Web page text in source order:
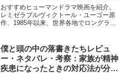
おすすめヒューマンドラマ映画を紹介。
レミゼラブルヴィクトール・ユーゴー原
作、1985年以来、世界各地でロングラン
れる。『レ・ミゼラブル』Netflix公式/あ
らすじミュ...
僕と頭の中の落書きたちレビュ
ー・ネタバレ・考察：家族が精神
疾患になったときの対応法が分か